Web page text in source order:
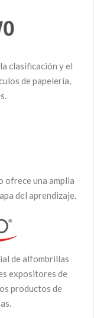
clasificación y el
de papelería,
ofrece una amplia
del aprendizaje.
de alfombrillas
expositores de
productos de